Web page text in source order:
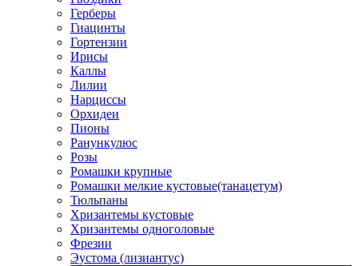
Герберы
Гиацинты
Гортензии
Ирисы
Каллы
Лилии
Нарциссы
Орхидеи
Пионы
Ранункулюс
Розы
Ромашки крупные
Ромашки мелкие кустовые(танацетум)
Тюльпаны
Хризантемы кустовые
Хризантемы одноголовые
Фрезии
Эустома (лизиантус)